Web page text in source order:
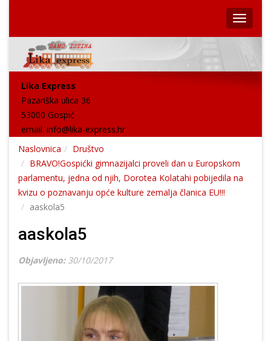
Lika Express
Pazariška ulica 36
53000 Gospić
email: info@lika-express.hr
Naslovnica
Društvo
BRAVO!Gospićki gimnazijalci proveli dan u Europskom
parlamentu, jedna od njih, Dorotea Kolatahi pobijedila na
kvizu o poznavanju opće kulture zemalja članica EU!!!
aaskola5
aaskola5
Objavljeno: 30/10/2017